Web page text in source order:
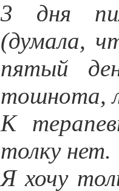
3 дня
(думала,
пятый
тошнота,
К
толку нет.
Я хочу